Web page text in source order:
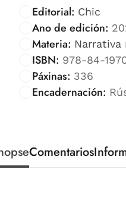
Editorial: Chic
Ano de edición:
Materia: Narrativa
ISBN: 978-84-
Páxinas: 336
Encadernación:
Comentarios